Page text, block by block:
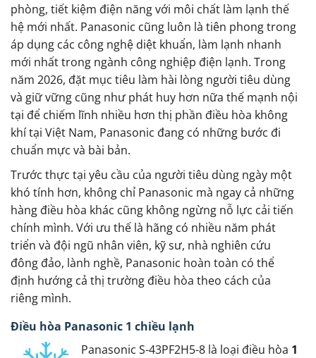
phòng, tiết kiệm điện năng với môi chất làm lạnh thế
hệ mới nhất. Panasonic cũng luôn là tiên phong trong
áp dụng các công nghệ diệt khuẩn, làm lạnh nhanh
mới nhất trong ngành công nghiệp điện lạnh. Trong
năm 2026, đặt mục tiêu làm hài lòng người tiêu dùng
và giữ vững cũng như phát huy hơn nữa thế mạnh nội
tại để chiếm lĩnh nhiều hơn thị phần điều hòa không
khí tại Việt Nam, Panasonic đang có những bước đi
chuẩn mực và bài bản.
Trước thực tại yêu cầu của người tiêu dùng ngày một
khó tính hơn, không chỉ Panasonic mà ngay cả những
hàng điều hòa khác cũng không ngừng nỗ lực cải tiến
chính mình. Với ưu thế là hãng có nhiều năm phát
triển và đội ngũ nhân viên, kỹ sư, nhà nghiên cứu
đông đảo, lành nghề, Panasonic hoàn toàn có thể
định hướng cả thị trường điều hòa theo cách của
riêng mình.
Điều hòa Panasonic 1 chiều lạnh
Panasonic S-43PF2H5-8 là loại điều hòa 1